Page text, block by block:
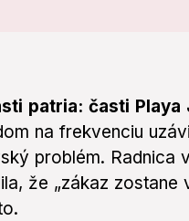
patria: časti Playa
na frekvenciu
problém. Radnica
že „zákaz zostane